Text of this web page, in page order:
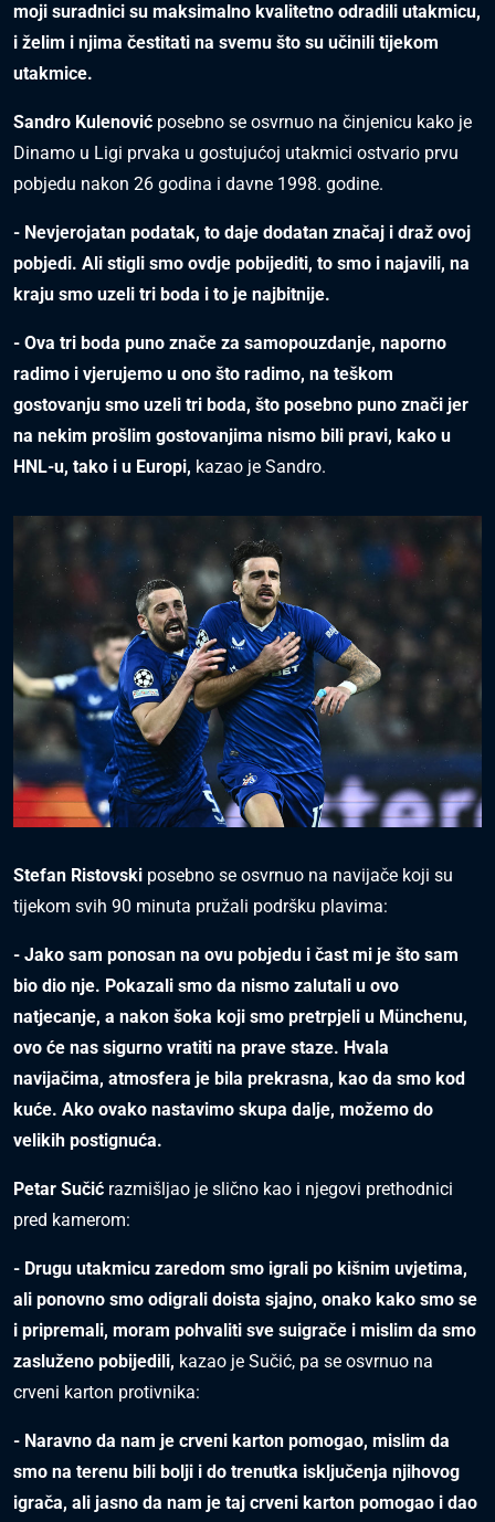
moji suradnici su maksimalno kvalitetno odradili utakmicu,
i želim i njima čestitati na svemu što su učinili tijekom
utakmice.
Sandro Kulenović posebno se osvrnuo na činjenicu kako je
Dinamo u Ligi prvaka u gostujućoj utakmici ostvario prvu
pobjedu nakon 26 godina i davne 1998. godine.
- Nevjerojatan podatak, to daje dodatan značaj i draž ovoj
pobjedi. Ali stigli smo ovdje pobijediti, to smo i najavili, na
kraju smo uzeli tri boda i to je najbitnije.
- Ova tri boda puno znače za samopouzdanje, naporno
radimo i vjerujemo u ono što radimo, na teškom
gostovanju smo uzeli tri boda, što posebno puno znači jer
na nekim prošlim gostovanjima nismo bili pravi, kako u
HNL-u, tako i u Europi, kazao je Sandro.
Stefan Ristovski posebno se osvrnuo na navijače koji su
tijekom svih 90 minuta pružali podršku plavima:
- Jako sam ponosan na ovu pobjedu i čast mi je što sam
bio dio nje. Pokazali smo da nismo zalutali u ovo
natjecanje, a nakon šoka koji smo pretrpjeli u Münchenu,
ovo će nas sigurno vratiti na prave staze. Hvala
navijačima, atmosfera je bila prekrasna, kao da smo kod
kuće. Ako ovako nastavimo skupa dalje, možemo do
velikih postignuća.
Petar Sučić razmišljao je slično kao i njegovi prethodnici
pred kamerom:
- Drugu utakmicu zaredom smo igrali po kišnim uvjetima,
ali ponovno smo odigrali doista sjajno, onako kako smo se
i pripremali, moram pohvaliti sve suigrače i mislim da smo
zasluženo pobijedili, kazao je Sučić, pa se osvrnuo na
crveni karton protivnika:
- Naravno da nam je crveni karton pomogao, mislim da
smo na terenu bili bolji i do trenutka isključenja njihovog
igrača, ali jasno da nam je taj crveni karton pomogao i dao